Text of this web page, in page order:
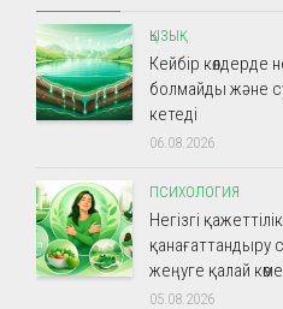
ҚЫЗЫҚ
Кейбір көлдерде
болмайды және
кетеді
06.08.2026
ПСИХОЛОГИЯ
Негізгі
қанағаттандыру
жеңуге қалай
05.08.2026